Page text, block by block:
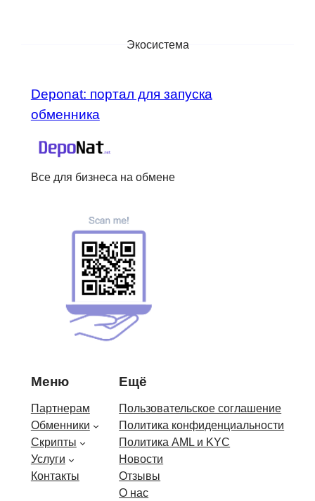
Экосистема
Deponat: портал для запуска
обменника
Все для бизнеса на обмене
Меню
Партнерам
Обменники
Скрипты
Услуги
Контакты
Ещё
Пользовательское соглашение
Политика конфиденциальности
Политика AML и KYC
Новости
Отзывы
О нас